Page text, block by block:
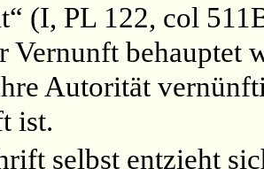
(I, PL 122, col
Vernunft behauptet
Autorität
ist.
selbst entzieht